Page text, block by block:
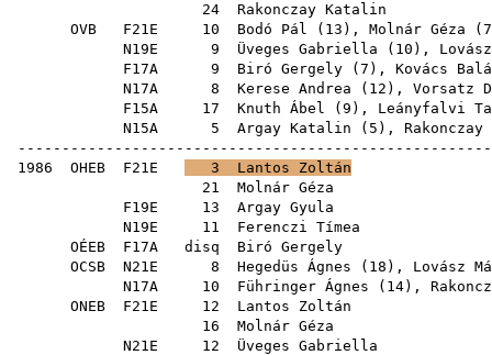
24
Rakonczay Katalin
OVB F21E 10 Bodó Pál ( 13 ), Molnár Géza ( 7
N19E 9 Üveges Gabriella ( 10 ),
F17A 9 Biró Gergely ( 7 ), Kovács
N17A 8 Kerese Andrea ( 12 ), Vorsatz
F15A 17 Knuth Ábel ( 9 ), Leányfalvi
N15A 5 Argay Katalin ( 5 ),
1986 OHEB F21E 3
Lantos Zoltán
21
Molnár Géza
F19E 13
Argay Gyula
N19E 11
Ferenczi Tímea
OÉEB F17A disq
Biró Gergely
OCSB N21E 8 Hegedüs Ágnes ( 18 ), Lovász
N17A 10 Führinger Ágnes ( 14),
ONEB F21E 12
Lantos Zoltán
16
Molnár Géza
N21E 12
Üveges Gabriella